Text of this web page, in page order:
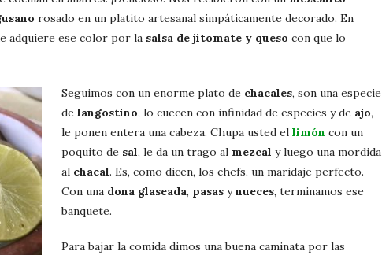
rosado en un platito artesanal simpáticamente decorado. En
adquiere ese color por la salsa de jitomate y queso con que lo
Seguimos con un enorme plato de chacales, son una especie
de langostino, lo cuecen con infinidad de especies y de ajo,
le ponen entera una cabeza. Chupa usted el limón con un
poquito de sal, le da un trago al mezcal y luego una mordida
al chacal. Es, como dicen, los chefs, un maridaje perfecto.
Con una dona glaseada, pasas ynueces, terminamos ese
banquete.
Para bajar la comida dimos una buena caminata por las